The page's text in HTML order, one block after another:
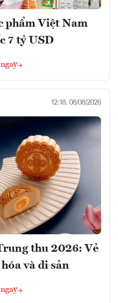
phẩm Việt Nam
7 tỷ USD
12:18, 08/08/2026
thu 2026: Vẻ
và di sản